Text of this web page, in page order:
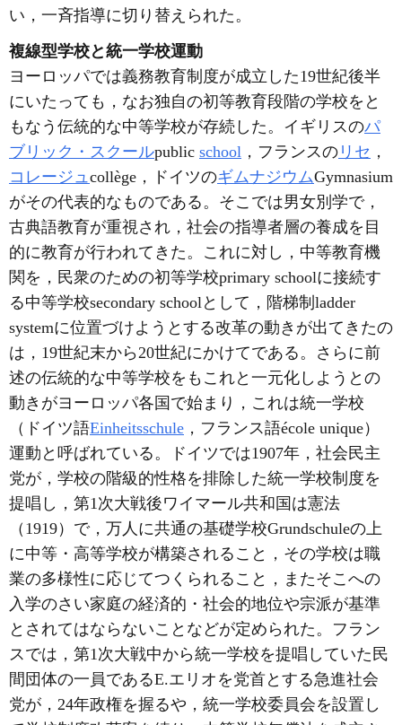
い，一斉指導に切り替えられた。
複線型学校と統一学校運動
ヨーロッパでは義務教育制度が成立した19世紀後半
にいたっても，なお独自の初等教育段階の学校をと
もなう伝統的な中等学校が存続した。イギリスのパ
ブリック・スクールpublic school ，フランスの リセ ，
コレージュcollège，ドイツのギムナジウムGymnasium
がその代表的なものである。そこでは男女別学で，
古典語教育が重視され，社会の指導者層の養成を目
的に教育が行われてきた。これに対し，中等教育機
関を，民衆のための初等学校primary schoolに接続す
る中等学校secondary schoolとして，階梯制ladder
systemに位置づけようとする改革の動きが出てきたの
は，19世紀末から20世紀にかけてである。さらに前
述の伝統的な中等学校をもこれと一元化しようとの
動きがヨーロッパ各国で始まり，これは統一学校
（ドイツ語Einheitsschule ，フランス語école unique）
運動と呼ばれている。ドイツでは1907年，社会民主
党が，学校の階級的性格を排除した統一学校制度を
提唱し，第1次大戦後ワイマール共和国は憲法
（1919）で，万人に共通の基礎学校Grundschuleの上
に中等・高等学校が構築されること，その学校は職
業の多様性に応じてつくられること，またそこへの
入学のさい家庭の経済的・社会的地位や宗派が基準
とされてはならないことなどが定められた。フラン
スでは，第1次大戦中から統一学校を提唱していた民
間団体の一員であるE.エリオを党首とする急進社会
党が，24年政権を握るや，統一学校委員会を設置し